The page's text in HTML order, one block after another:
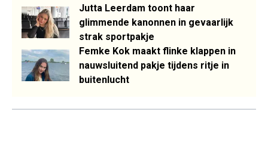
Jutta Leerdam toont haar
glimmende kanonnen in gevaarlijk
strak sportpakje
Femke Kok maakt flinke klappen in
nauwsluitend pakje tijdens ritje in
buitenlucht